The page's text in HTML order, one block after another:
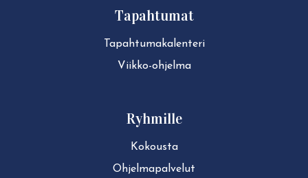
Tapahtumat
Ta­pah­tu­ma­ka­len­te­ri
Viikko-ohjelma
Ryhmille
Kokousta
Ohjelmapalvelut